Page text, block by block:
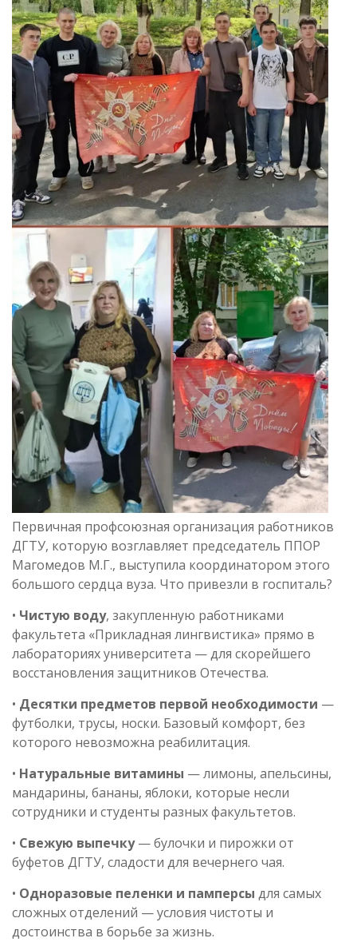
Первичная профсоюзная организация работников
ДГТУ, которую возглавляет председатель ППОР
Магомедов М.Г., выступила координатором этого
большого сердца вуза. Что привезли в госпиталь?
• Чистую воду, закупленную работниками
факультета «Прикладная лингвистика» прямо в
лабораториях университета — для скорейшего
восстановления защитников Отечества.
• Десятки предметов первой необходимости —
футболки, трусы, носки. Базовый комфорт, без
которого невозможна реабилитация.
• Натуральные витамины — лимоны, апельсины,
мандарины, бананы, яблоки, которые несли
сотрудники и студенты разных факультетов.
• Свежую выпечку— булочки и пирожки от
буфетов ДГТУ, сладости для вечернего чая.
• Одноразовые пеленки и памперсы для самых
сложных отделений — условия чистоты и
достоинства в борьбе за жизнь.